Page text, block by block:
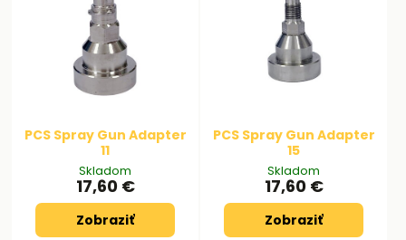
PCS Spray Gun Adapter
11
Skladom
17,60 €
Zobraziť
PCS Spray Gun Adapter
15
Skladom
17,60 €
Zobraziť